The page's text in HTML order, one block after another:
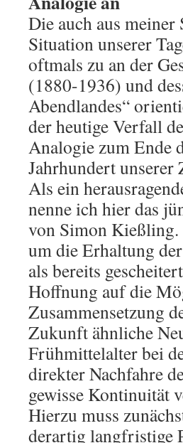
Die auch aus
Situation unserer
oftmals zu an der
(1880-1936) und
Abendlandes“
der heutige Verfall
Analogie zum Ende
Jahrhundert unserer
Als ein
nenne ich hier das
von Simon
um die Erhaltung
als bereits
Hoffnung auf die
Zusammensetzung
Zukunft ähnliche
Frühmittelalter bei
direkter Nachfahre
gewisse Kontinuität
Hierzu muss
derartig langfristige